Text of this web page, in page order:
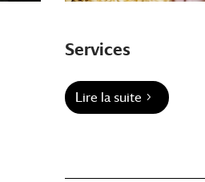
Services
Lire la suite